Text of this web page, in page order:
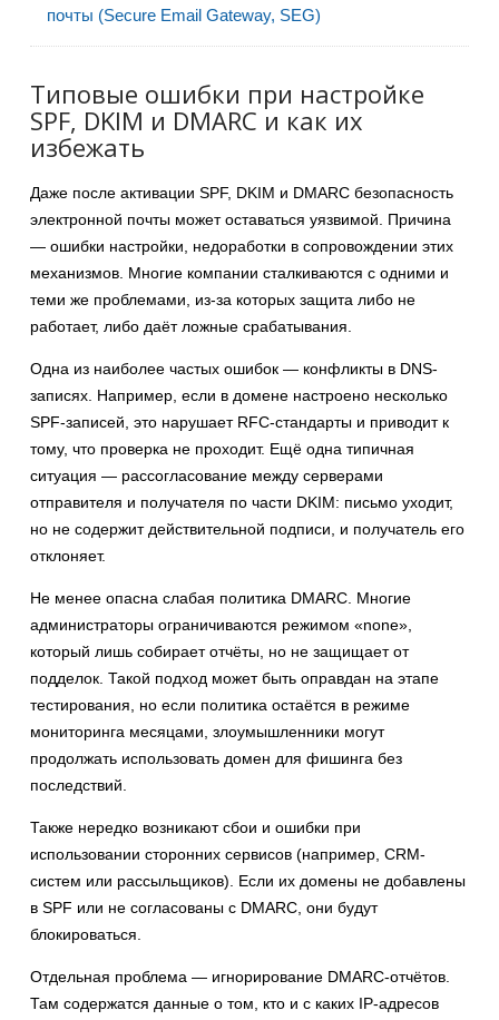
почты (Secure Email Gateway, SEG)
Типовые ошибки при настройке
SPF, DKIM и DMARC и как их
избежать
Даже после активации SPF, DKIM и DMARC безопасность
электронной почты может оставаться уязвимой. Причина
— ошибки настройки, недоработки в сопровождении этих
механизмов. Многие компании сталкиваются с одними и
теми же проблемами, из-за которых защита либо не
работает, либо даёт ложные срабатывания.
Одна из наиболее частых ошибок — конфликты в DNS-
записях. Например, если в домене настроено несколько
SPF-записей, это нарушает RFC-стандарты и приводит к
тому, что проверка не проходит. Ещё одна типичная
ситуация — рассогласование между серверами
отправителя и получателя по части DKIM: письмо уходит,
но не содержит действительной подписи, и получатель его
отклоняет.
Не менее опасна слабая политика DMARC. Многие
администраторы ограничиваются режимом «none»,
который лишь собирает отчёты, но не защищает от
подделок. Такой подход может быть оправдан на этапе
тестирования, но если политика остаётся в режиме
мониторинга месяцами, злоумышленники могут
продолжать использовать домен для фишинга без
последствий.
Также нередко возникают сбои и ошибки при
использовании сторонних сервисов (например, CRM-
систем или рассыльщиков). Если их домены не добавлены
в SPF или не согласованы с DMARC, они будут
блокироваться.
Отдельная проблема — игнорирование DMARC-отчётов.
Там содержатся данные о том, кто и с каких IP-адресов